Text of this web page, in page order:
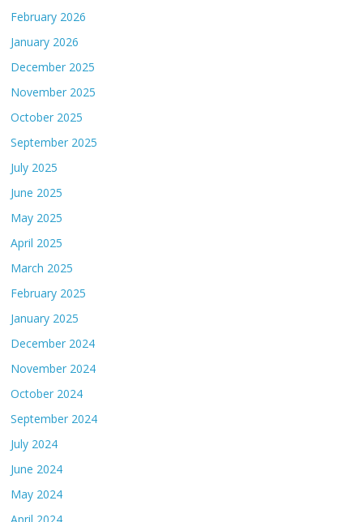
February 2026
January 2026
December 2025
November 2025
October 2025
September 2025
July 2025
June 2025
May 2025
April 2025
March 2025
February 2025
January 2025
December 2024
November 2024
October 2024
September 2024
July 2024
June 2024
May 2024